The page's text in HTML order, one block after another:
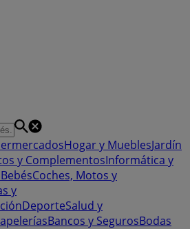
Hogar y MueblesJardín
y ComplementosInformática y
Coches, Motos y
y
DeporteSalud y
Bancos y SegurosBodas